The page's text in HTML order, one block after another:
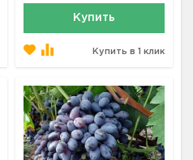
Купить
Купить в 1 клик